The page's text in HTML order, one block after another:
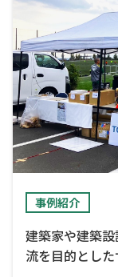
事例紹介
建築家や建築
流を目的とし